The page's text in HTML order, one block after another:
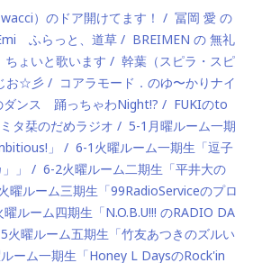
）のドア開けてます！
冨岡 愛 の
ふらっと、道草
BREIMEN の 無礼
ょいと歌います
幹葉（スピラ・スピ
お☆彡
コアラモード．のゆ〜かりナイ
ダンス 踊っちゃわNight!?
FUKIのto
タ栞のだめラジオ
5-1月曜ルーム一期
」
6-1火曜ルーム一期生「逗子
」
6-2火曜ルーム二期生「平井大の
曜ルーム三期生「99RadioServiceのプロ
曜ルーム四期生「N.O.B.U!!! のRADIO DA
火曜ルーム五期生「竹友あつきのズルい
ーム一期生「Honey L DaysのRock'in